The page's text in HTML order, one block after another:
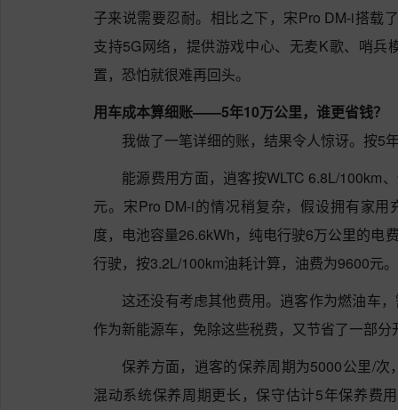
子来说需要忍耐。相比之下，宋Pro DM-i搭载
支持5G网络，提供游戏中心、无麦K歌、哨
置，恐怕就很难再回头。
用车成本算细账——5年10万公里，谁更省钱？
我做了一笔详细的账，结果令人惊讶。按5
能源费用方面，逍客按WLTC 6.8L/100km
元。宋Pro DM-i的情况稍复杂，假设拥有家
度，电池容量26.6kWh，纯电行驶6万公里的电
行驶，按3.2L/100km油耗计算，油费为9600元
这还没有考虑其他费用。逍客作为燃油车
作为新能源车，免除这些税费，又节省了一部分
保养方面，逍客的保养周期为5000公里/
混动系统保养周期更长，保守估计5年保养费